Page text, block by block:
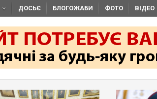
ДОСЬЄ БЛОГОЖАБИ ФОТО ВІДЕО